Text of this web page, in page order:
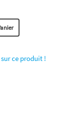
ce produit !